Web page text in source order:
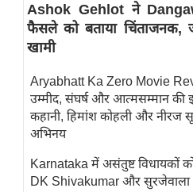
स्तंभ
एम.
आई.
चाय पर
समीक्षा
ज्योतिष
Ashok Gehlot ने
फैसले को बताया चिंताजनक,
खामी
Aryabhatt Ka Zero Movie
उम्मीद, संघर्ष और आत्मसम्मान की
कहानी, हिमांश कोहली और नीरज
अभिनय
Karnataka में असंतुष्ट विधायकों
DK Shivakumar और सुरजेवाला